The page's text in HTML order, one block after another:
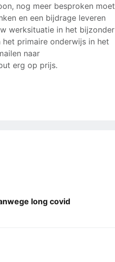
nog meer besproken moet
en een bijdrage leveren
werksituatie in het bijzonder
primaire onderwijs in het
naar
erg op prijs.
long covid